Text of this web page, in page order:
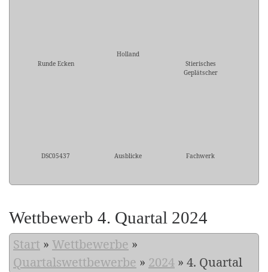
Runde Ecken
Holland
Stierisches
Geplätscher
DSC05437 Ausblicke Fachwerk
Wettbewerb 4. Quartal 2024
Start » Wettbewerbe »
Quartalswettbewerbe » 2024 » 4. Quartal